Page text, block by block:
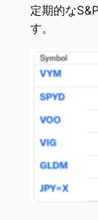
定期的な
す。